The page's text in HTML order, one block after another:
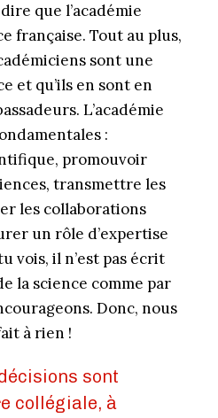
que l’académie
française. Tout au plus,
sont une
et qu’ils en sont en
L’académie
:
promouvoir
transmettre les
les collaborations
un rôle d’expertise
vois, il n’est pas écrit
la science comme par
Donc, nous
à rien !
sont
collégiale, à